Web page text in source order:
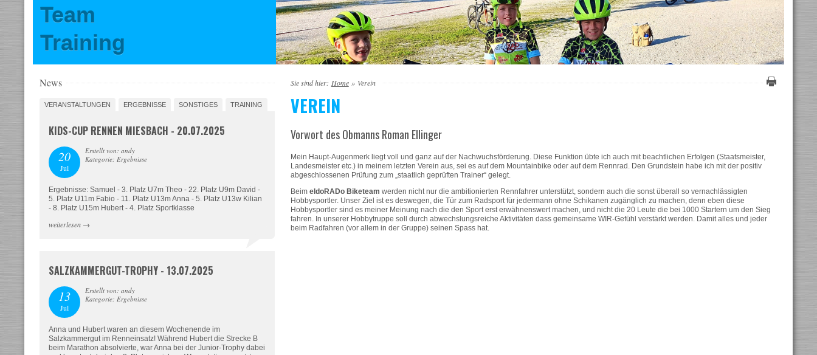
Team
Training
Sie sind hier: Home » Verein
VEREIN
Vorwort des Obmanns Roman Ellinger
Mein Haupt-Augenmerk liegt voll und ganz auf der Nachwuchsförderung. Diese Funktion übte ich auch mit beachtlichen Erfolgen (Staatsmeister,
Landesmeister etc.) in meinem letzten Verein aus, sei es auf dem Mountainbike oder auf dem Rennrad. Den Grundstein habe ich mit der positiv
abgeschlossenen Prüfung zum „staatlich geprüften Trainer“ gelegt.
Beim eldoRADo Biketeam werden nicht nur die ambitionierten Rennfahrer unterstützt, sondern auch die sonst überall so vernachlässigten
Hobbysportler. Unser Ziel ist es deswegen, die Tür zum Radsport für jedermann ohne Schikanen zugänglich zu machen, denn eben diese
Hobbysportler sind es meiner Meinung nach die den Sport erst erwähnenswert machen, und nicht die 20 Leute die bei 1000 Startern um den Sieg
fahren. In unserer Hobbytruppe soll durch abwechslungsreiche Aktivitäten dass gemeinsame WIR-Gefühl verstärkt werden. Damit alles und jeder
beim Radfahren (vor allem in der Gruppe) seinen Spass hat.
News
VERANSTALTUNGEN ERGEBNISSE SONSTIGES TRAINING
KIDS-CUP RENNEN MIESBACH - 20.07.2025
20
Jul
Erstellt von: andy
Kategorie: Ergebnisse
Ergebnisse: Samuel - 3. Platz U7m Theo - 22. Platz U9m David -
5. Platz U11m Fabio - 11. Platz U13m Anna - 5. Platz U13w Kilian
- 8. Platz U15m Hubert - 4. Platz Sportklasse
weiterlesen→
SALZKAMMERGUT-TROPHY - 13.07.2025
13
Jul
Erstellt von: andy
Kategorie: Ergebnisse
Anna und Hubert waren an diesem Wochenende im
Salzkammergut im Renneinsatz! Während Hubert die Strecke B
beim Marathon absolvierte, war Anna bei der Junior-Trophy dabei